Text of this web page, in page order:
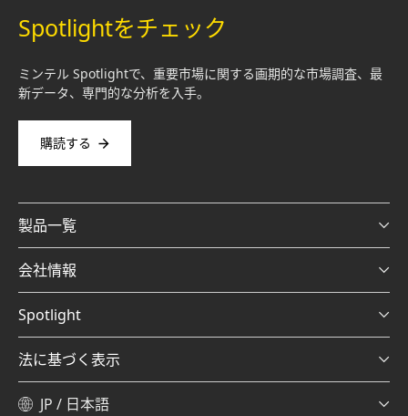
Spotlightをチェック
ミンテル Spotlightで、重要市場に関する画期的な市場調査、最
新データ、専門的な分析を入手。
購読する
製品一覧
会社情報
Spotlight
法に基づく表示
JP / 日本語